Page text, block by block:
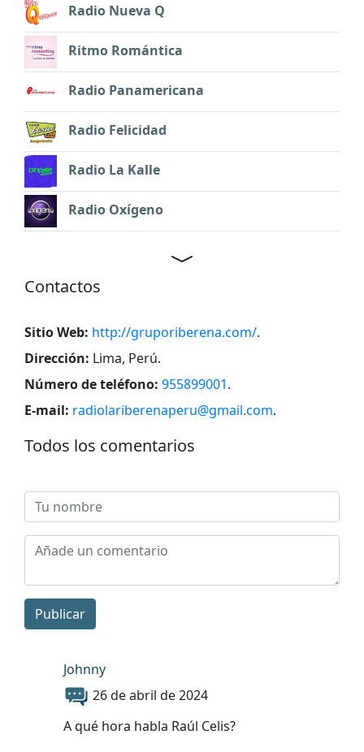
Radio Nueva Q
Ritmo Romántica
Radio Panamericana
Radio Felicidad
Radio La Kalle
Radio Oxígeno
Contactos
Sitio Web: http://gruporiberena.com/.
Dirección: Lima, Perú.
Número de teléfono: 955899001.
E-mail: radiolariberenaperu@gmail.com.
Todos los comentarios
Publicar
Johnny
26 de abril de 2024
A qué hora habla Raúl Celis?